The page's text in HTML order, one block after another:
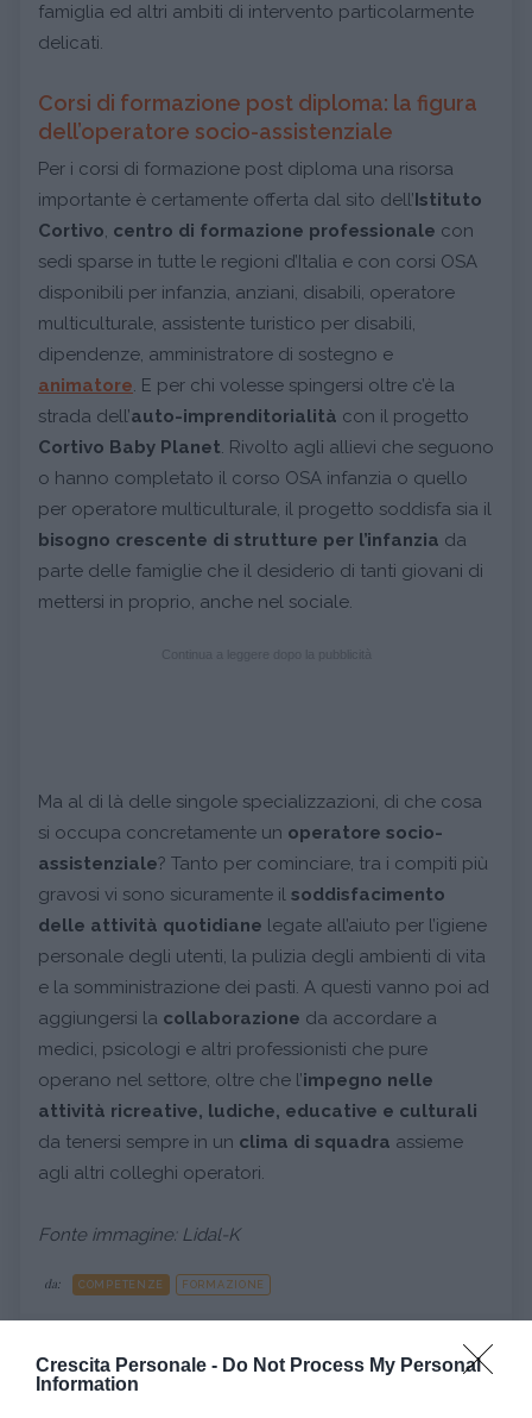
Crescita Personale - Do Not Process My Personal
Information
famiglia ed altri ambiti di intervento particolarmente
delicati.
Corsi di formazione post diploma: la figura
dell’operatore socio-assistenziale
Per i corsi di formazione post diploma una risorsa
importante è certamente offerta dal sito dell’ Istituto
Cortivo, centro di formazione professionale con
sedi sparse in tutte le regioni d’Italia e con corsi OSA
disponibili per infanzia, anziani, disabili, operatore
multiculturale, assistente turistico per disabili,
dipendenze, amministratore di sostegno e
animatore. E per chi volesse spingersi oltre c’è la
strada dell’auto-imprenditorialità con il progetto
Cortivo Baby Planet. Rivolto agli allievi che seguono
o hanno completato il corso OSA infanzia o quello
per operatore multiculturale, il progetto soddisfa sia il
bisogno crescente di strutture per l’infanzia da
parte delle famiglie che il desiderio di tanti giovani di
mettersi in proprio, anche nel sociale.
Ma al di là delle singole specializzazioni, di che cosa
si occupa concretamente un operatore socio-
assistenziale? Tanto per cominciare, tra i compiti più
gravosi vi sono sicuramente il soddisfacimento
delle attività quotidiane legate all’aiuto per l’igiene
personale degli utenti, la pulizia degli ambienti di vita
e la somministrazione dei pasti. A questi vanno poi ad
aggiungersi la collaborazione da accordare a
medici, psicologi e altri professionisti che pure
operano nel settore, oltre che l’impegno nelle
attività ricreative, ludiche, educative e culturali
da tenersi sempre in un clima di squadra assieme
agli altri colleghi operatori.
Fonte immagine: Lidal-K
da: COMPETENZE FORMAZIONE